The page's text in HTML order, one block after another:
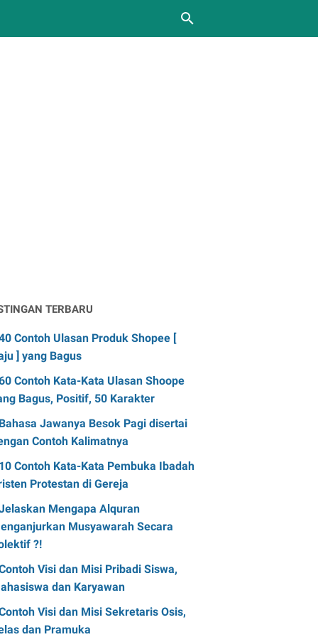
TERBARU
Contoh Ulasan Produk Shopee [
] yang Bagus
Contoh Kata-Kata Ulasan Shoope
Bagus, Positif, 50 Karakter
Bahasa Jawanya Besok Pagi disertai
Contoh Kalimatnya
10 Contoh Kata-Kata Pembuka Ibadah
Protestan di Gereja
Mengapa Alquran
Musyawarah Secara
?!
Visi dan Misi Pribadi Siswa,
dan Karyawan
Visi dan Misi Sekretaris Osis,
dan Pramuka